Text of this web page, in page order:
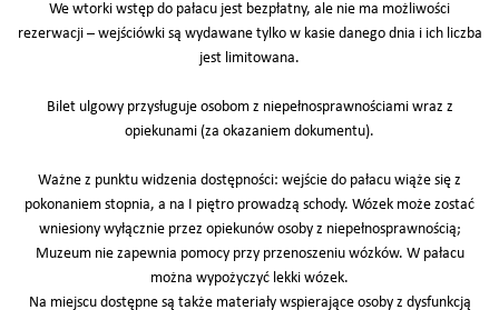
We wtorki wstęp do pałacu jest bezpłatny, ale nie ma możliwości
rezerwacji – wejściówki są wydawane tylko w kasie danego dnia i ich liczba
jest limitowana.
Bilet ulgowy przysługuje osobom z niepełnosprawnościami wraz z
opiekunami (za okazaniem dokumentu).
Ważne z punktu widzenia dostępności: wejście do pałacu wiąże się z
pokonaniem stopnia, a na I piętro prowadzą schody. Wózek może zostać
wniesiony wyłącznie przez opiekunów osoby z niepełnosprawnością;
Muzeum nie zapewnia pomocy przy przenoszeniu wózków. W pałacu
można wypożyczyć lekki wózek.
Na miejscu dostępne są także materiały wspierające osoby z dysfunkcją